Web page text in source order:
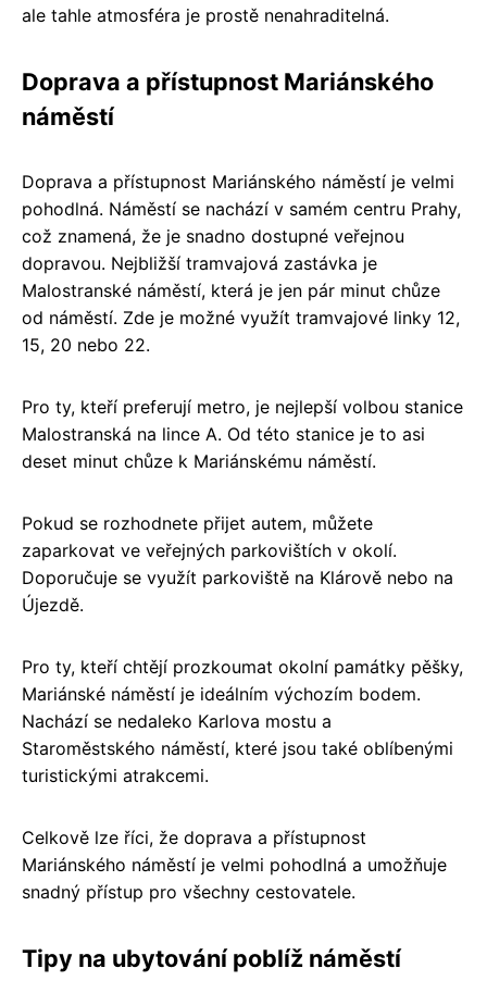
ale tahle atmosféra je prostě nenahraditelná.
Doprava a přístupnost Mariánského
náměstí
Doprava a přístupnost Mariánského náměstí je velmi
pohodlná. Náměstí se nachází v samém centru Prahy,
což znamená, že je snadno dostupné veřejnou
dopravou. Nejbližší tramvajová zastávka je
Malostranské náměstí, která je jen pár minut chůze
od náměstí. Zde je možné využít tramvajové linky 12,
15, 20 nebo 22.
Pro ty, kteří preferují metro, je nejlepší volbou stanice
Malostranská na lince A. Od této stanice je to asi
deset minut chůze k Mariánskému náměstí.
Pokud se rozhodnete přijet autem, můžete
zaparkovat ve veřejných parkovištích v okolí.
Doporučuje se využít parkoviště na Klárově nebo na
Újezdě.
Pro ty, kteří chtějí prozkoumat okolní památky pěšky,
Mariánské náměstí je ideálním výchozím bodem.
Nachází se nedaleko Karlova mostu a
Staroměstského náměstí, které jsou také oblíbenými
turistickými atrakcemi.
Celkově lze říci, že doprava a přístupnost
Mariánského náměstí je velmi pohodlná a umožňuje
snadný přístup pro všechny cestovatele.
Tipy na ubytování poblíž náměstí